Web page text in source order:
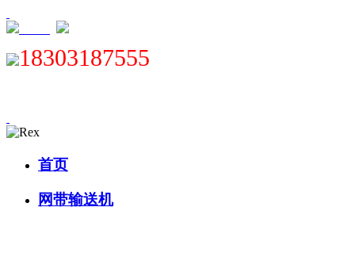
18303187555
首页
网带输送机